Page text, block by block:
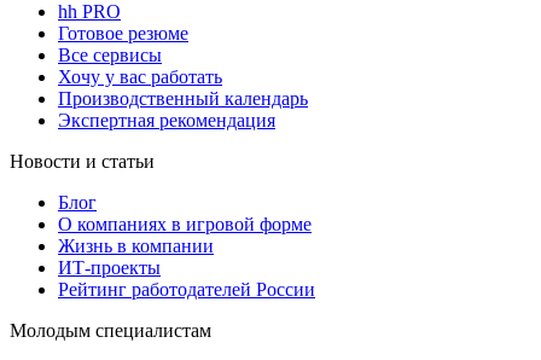
hh PRO
Готовое резюме
Все сервисы
Хочу у вас работать
Производственный календарь
Экспертная рекомендация
Новости и статьи
Блог
О компаниях в игровой форме
Жизнь в компании
ИТ-проекты
Рейтинг работодателей России
Молодым специалистам